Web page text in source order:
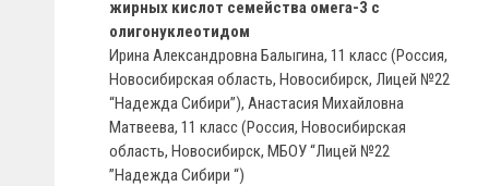
жирных кислот семейства омега-3 с
олигонуклеотидом
Ирина Александровна Балыгина, 11 класс (Россия,
Новосибирская область, Новосибирск, Лицей №22
“Надежда Сибири”), Анастасия Михайловна
Матвеева, 11 класс (Россия, Новосибирская
область, Новосибирск, МБОУ “Лицей №22
”Надежда Сибири “)